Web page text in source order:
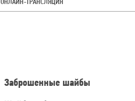
ОНЛАЙН-ТРАНСЛЯЦИЯ
Заброшенные шайбы